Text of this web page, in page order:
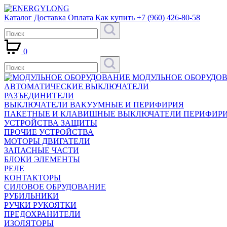
Каталог Доставка Оплата Как купить +7 (960) 426-80-58
0
МОДУЛЬНОЕ
АВТОМАТИЧЕСКИЕ ВЫКЛЮЧАТЕЛИ
РАЗЪЕДИНИТЕЛИ
ВЫКЛЮЧАТЕЛИ ВАКУУМНЫЕ И ПЕРИФИРИЯ
ПАКЕТНЫЕ И КЛАВИШНЫЕ ВЫКЛЮЧАТЕЛИ
УСТРОЙСТВА ЗАЩИТЫ
ПРОЧИЕ УСТРОЙСТВА
МОТОРЫ ДВИГАТЕЛИ
ЗАПАСНЫЕ ЧАСТИ
БЛОКИ ЭЛЕМЕНТЫ
РЕЛЕ
КОНТАКТОРЫ
СИЛОВОЕ ОБРУДОВАНИЕ
РУБИЛЬНИКИ
РУЧКИ РУКОЯТКИ
ПРЕДОХРАНИТЕЛИ
ИЗОЛЯТОРЫ